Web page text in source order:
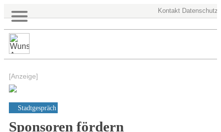
Datenschutz
Kontakt
[Anzeige]
Stadtgespräch
Sponsoren fördern